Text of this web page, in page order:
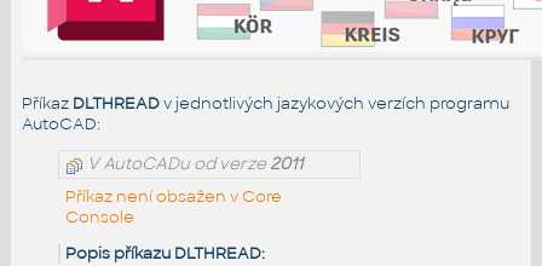
Příkaz DLTHREADv jednotlivých jazykových verzích programu
AutoCAD:
V AutoCADu od verze2011
Příkaz není obsažen v Core
Console
Popis příkazu DLTHREAD: